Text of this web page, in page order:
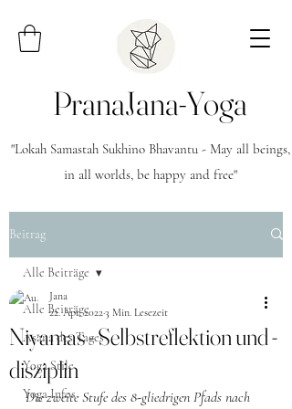
PranaJana-Yoga
"Lokah Samastah Sukhino Bhavantu - May all beings,
in all worlds, be happy and free"
Beitrag
Alle Beiträge
Asana des Tages
Yoga Stile
Yoga Infos
Alle Beiträge
Niyamas - Selbstreflektion und -
disziplin
Jana
22. Apr. 2022 3 Min. Lesezeit
Die zweite Stufe des 8-gliedrigen Pfads nach